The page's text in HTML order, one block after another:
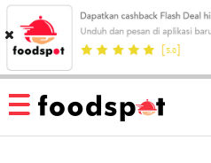
HOME
MENU
RESTAURANT